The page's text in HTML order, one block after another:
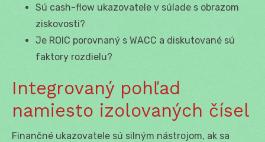
Sú cash-flow ukazovatele v súlade s obrazom
ziskovosti?
Je ROIC porovnaný s WACC a diskutované sú
faktory rozdielu?
Integrovaný pohľad
namiesto izolovaných čísel
Finančné ukazovatele sú silným nástrojom, ak sa